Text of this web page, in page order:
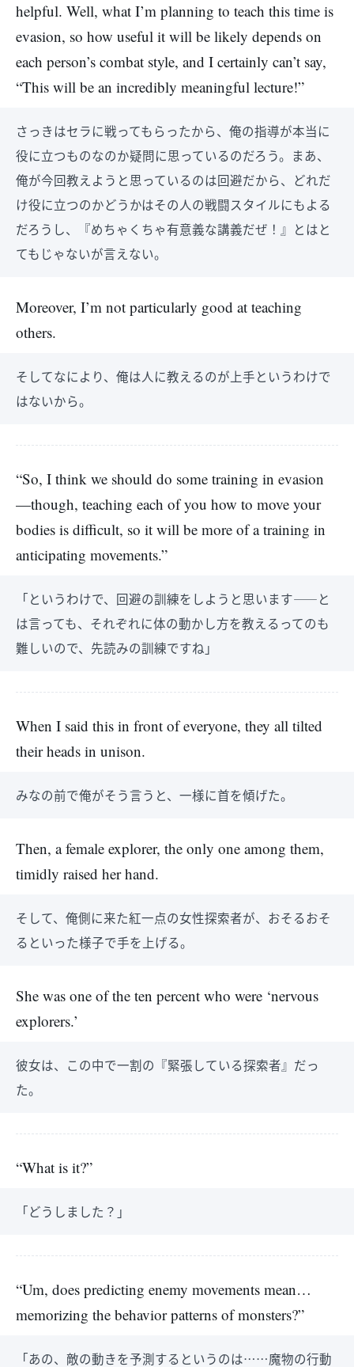
helpful. Well, what I’m planning to teach this time is
evasion, so how useful it will be likely depends on
each person’s combat style, and I certainly can’t say,
“This will be an incredibly meaningful lecture!”
さっきはセラに戦ってもらったから、俺の指導が本当に
役に立つものなのか疑問に思っているのだろう。まあ、
俺が今回教えようと思っているのは回避だから、どれだ
け役に立つのかどうかはその人の戦闘スタイルにもよる
だろうし、『めちゃくちゃ有意義な講義だぜ！』とはと
てもじゃないが言えない。
Moreover, I’m not particularly good at teaching
others.
そしてなにより、俺は人に教えるのが上手というわけで
はないから。
“So, I think we should do some training in evasion
—though, teaching each of you how to move your
bodies is difficult, so it will be more of a training in
anticipating movements.”
「というわけで、回避の訓練をしようと思います――と
は言っても、それぞれに体の動かし方を教えるってのも
難しいので、先読みの訓練ですね」
When I said this in front of everyone, they all tilted
their heads in unison.
みなの前で俺がそう言うと、一様に首を傾げた。
Then, a female explorer, the only one among them,
timidly raised her hand.
そして、俺側に来た紅一点の女性探索者が、おそるおそ
るといった様子で手を上げる。
She was one of the ten percent who were ‘nervous
explorers.’
彼女は、この中で一割の『緊張している探索者』だっ
た。
“What is it?”
「どうしました？」
“Um, does predicting enemy movements mean…
memorizing the behavior patterns of monsters?”
「あの、敵の動きを予測するというのは……魔物の行動